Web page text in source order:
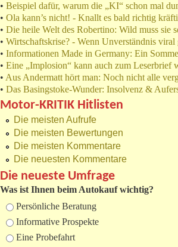
• Beispiel dafür, warum die „KI“ schon mal
• Ola kann’s nicht! - Knallt es bald richtig
• Die heile Welt des Robertino: Wild muss sie
• Wirtschaftskrise? - Wenn Unverständnis viral
• Informationen Made in Germany: Ein
• Eine „Implosion“ kann auch zum Leserbrief
• Aus Andermatt hört man: Noch nicht alle
• Das Basingstoke-Wunder: Insolvenz &
Motor-KRITIK Hitlisten
Die meisten Aufrufe
Die meisten Bewertungen
Die meisten Kommentare
Die neuesten Kommentare
Die neueste Umfrage
Was ist Ihnen beim Autokauf wichtig?
Auswahlmöglichkeiten
Persönliche Beratung
Informative Prospekte
Eine Probefahrt